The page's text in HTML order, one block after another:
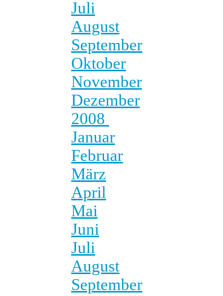
Juli
August
September
Oktober
November
Dezember
2008
Januar
Februar
März
April
Mai
Juni
Juli
August
September